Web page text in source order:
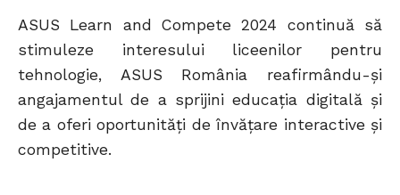
ASUS Learn and Compete 2024 continuă să
stimuleze interesului liceenilor pentru
tehnologie, ASUS România reafirmându-și
angajamentul de a sprijini educația digitală și
de a oferi oportunități de învățare interactive și
competitive.